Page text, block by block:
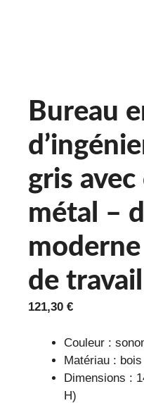
Bureau
gris avec
métal –
de
121,30 €
Couleur :
Matériau : bois
Dimensions :
H)